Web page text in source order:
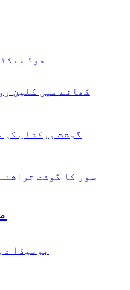
فوڈ
کھانے میں کلین
گوشت ورکشاپ کی
سور کا گوشت
بومیڈا